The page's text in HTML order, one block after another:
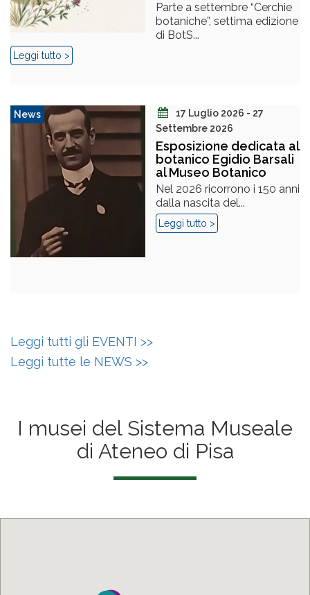
Parte a settembre “Cerchie
botaniche”, settima edizione
di BotS...
Leggi tutto >
News
17 Luglio 2026 - 27
Settembre 2026
Esposizione dedicata al
botanico Egidio Barsali
al Museo Botanico
Nel 2026 ricorrono i 150 anni
dalla nascita del...
Leggi tutto >
Leggi tutti gli EVENTI >>
Leggi tutte le NEWS >>
I musei del Sistema Museale
di Ateneo di Pisa